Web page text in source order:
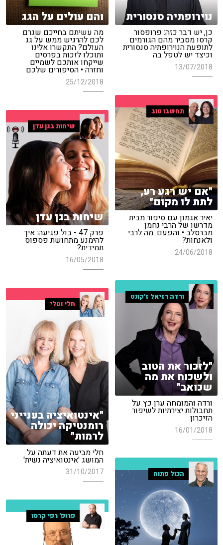
והם עולים על הגג
מה עשיתם בחייכם שגרם
לכם להרגיש ממש על גג
העולם? התקשרו אלינו
ותוכלו לזכות בפרסים
שייקחו אותכם לשמיים
וחזרה • הסיפורים שלכם
25/12/2018
נוירופתיה סנסורית
כן, יש דבר כזה: פרופסור
קרסו מסביר מהם הגורמים
לתופעת הנוירופתיה סנסורית
וכיצד יש לטפל בה
13/07/2018
תחשבו טוב
"אם יש רגע רע,
לתת לו מקום"
יאיר אגמון עם סיפור מבית
מדרשו של הרבי נחמן
מברסלב • והפעם: מה לרבי
ולאנחות?
24/06/2018
שיחות בגן עדן
שיחות בגן עדן
פרק 47 - בול פגיעה: איך
להימנע מתחושת פספוס
תמידית?
16/05/2018
ורדה רזיאל ז'קונט
"לזכור את הטוב
ולשכוח את מה
שכואב"
ורדה והמומחה ערן כץ על
תחבולות יצירתיות לשיפור
הזיכרון
16/01/2018
חלי וטלי
"אינטואיציה בענייני
רומנטיקה יכולה
לרמות"
חלי מביעה את דעתה על
המושג 'אינטואיציה נשית'
31/10/2017 הכול פתוח
פרופ' רפי קרסו